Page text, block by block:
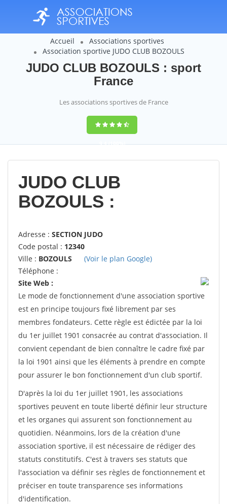
Accueil
Associations sportives
Association sportive JUDO CLUB BOZOULS
JUDO CLUB BOZOULS : sport
France
Les associations sportives de France
9,4(100%)
14358votes
JUDO CLUB
BOZOULS :
Adresse : SECTION JUDO
Code postal : 12340
Ville : BOZOULS
(Voir le plan Google)
Téléphone :
Site Web :
Le mode de fonctionnement d'une association sportive
est en principe toujours fixé librement par ses
membres fondateurs. Cette règle est édictée par la loi
du 1er juillet 1901 consacrée au contrat d'association. Il
convient cependant de bien connaître le cadre fixé par
la loi 1901 ainsi que les éléments à prendre en compte
pour assurer le bon fonctionnement d'un club sportif.
D'après la loi du 1er juillet 1901, les associations
sportives peuvent en toute liberté définir leur structure
et les organes qui assurent son fonctionnement au
quotidien. Néanmoins, lors de la création d'une
association sportive, il est nécessaire de rédiger des
statuts constitutifs. C'est à travers ses statuts que
l'association va définir ses règles de fonctionnement et
préciser en toute transparence ses informations
d'identification.